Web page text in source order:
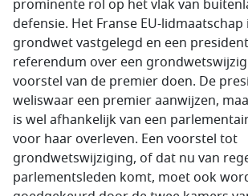
prominente rol op het vlak van
defensie. Het Franse EU-
grondwet vastgelegd en een
referendum over een
voorstel van de premier doen. De
weliswaar een premier aanwijzen,
is wel afhankelijk van een
voor haar overleven. Een voorstel tot
grondwetswijziging, of dat nu van
parlementsleden komt, moet ook